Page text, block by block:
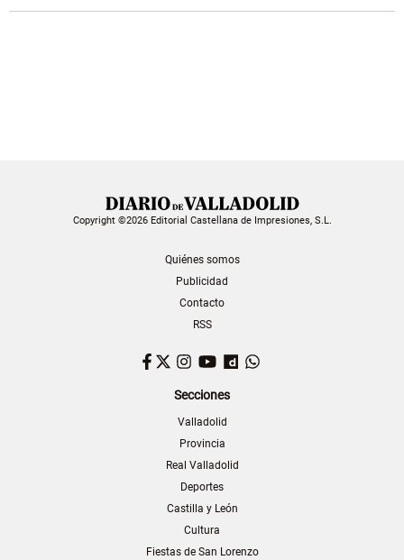
Copyright ©2026 Editorial Castellana de Impresiones, S.L.
Quiénes somos
Publicidad
Contacto
RSS
Facebook
TwitterInstagram
YouTubeDailymotion
Secciones
Valladolid
Provincia
Real Valladolid
Deportes
Castilla y León
Cultura
Fiestas de San Lorenzo